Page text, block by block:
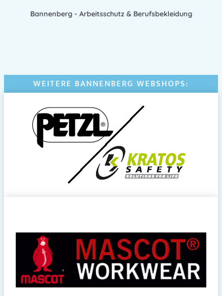
Bannenberg - Arbeitsschutz & Berufsbekleidung
WEITERE BANNENBERG WEBSHOPS: